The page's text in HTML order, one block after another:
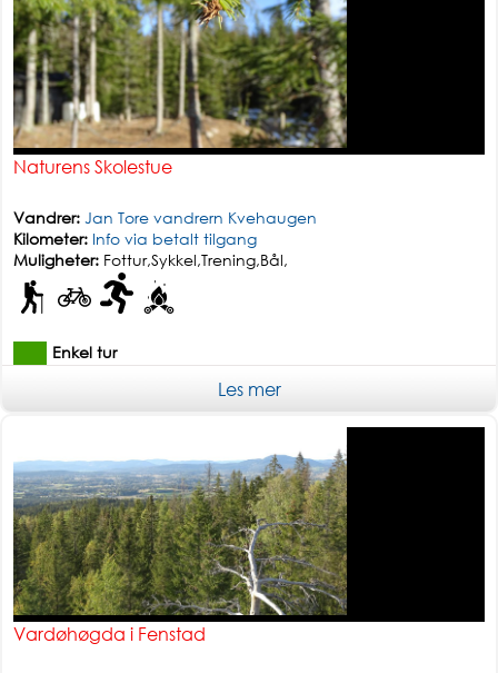
Naturens Skolestue
Vandrer: Jan Tore vandrern Kvehaugen
Kilometer: Info via betalt tilgang
Muligheter: Fottur,Sykkel,Trening,Bål,
Enkel tur
Les mer
Vardøhøgda i Fenstad